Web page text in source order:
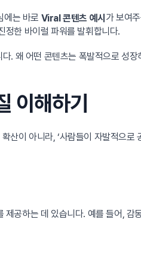
에는 바로 Viral 콘텐츠 예시 가 보여
정한 바이럴 파워를 발휘합니다.
. 왜 어떤 콘텐츠는 폭발적으로 성
이해하기
산이 아니라, ‘사람들이 자발적으로
공하는 데 있습니다. 예를 들어, 감